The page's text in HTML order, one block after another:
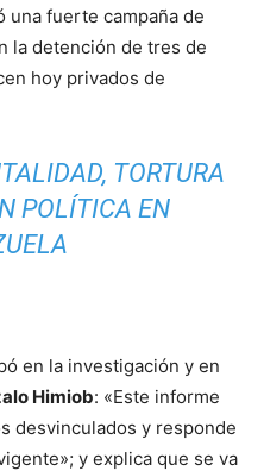
una fuerte campaña de
la detención de tres de
hoy privados de
TORTURA
POLÍTICA EN
en la investigación y en
Himiob: «Este informe
desvinculados y responde
y explica que se va